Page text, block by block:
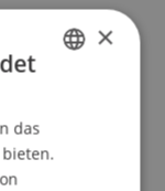
and
by
×
das